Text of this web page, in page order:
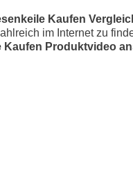
Kaufen
im Internet zu
Kaufen Produktvideo